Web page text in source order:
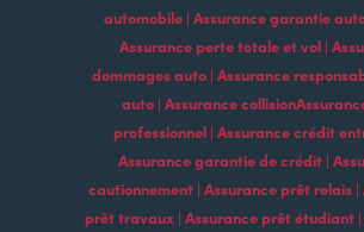
automobile | Assurance garantie
Assurance perte totale et vol |
dommages auto | Assurance
auto | Assurance
professionnel | Assurance crédit
Assurance garantie de crédit |
cautionnement | Assurance prêt relais |
prêt travaux | Assurance prêt étudiant |